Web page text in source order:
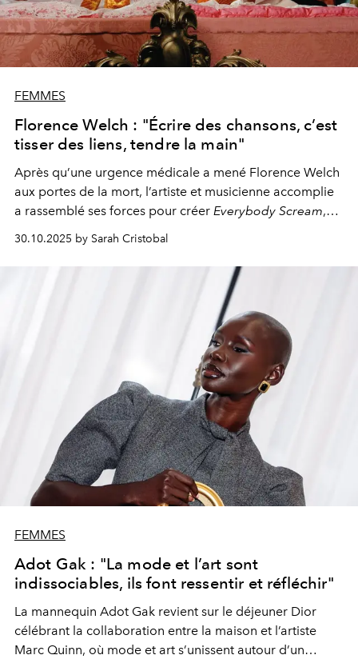
FEMMES
Florence Welch : "Écrire des chansons, c’est
tisser des liens, tendre la main"
Après qu’une urgence médicale a mené Florence Welch
aux portes de la mort, l’artiste et musicienne accomplie
a rassemblé ses forces pour créer Everybody Scream,
albums les plus profonds
30.10.2025 by Sarah Cristobal
FEMMES
Adot Gak : "La mode et l’art sont
indissociables, ils font ressentir et réfléchir"
La mannequin Adot Gak revient sur le déjeuner Dior
célébrant la collaboration entre la maison et l’artiste
Marc Quinn, où mode et art s’unissent autour d’un